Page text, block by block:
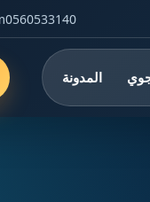
0560533140
المدونة